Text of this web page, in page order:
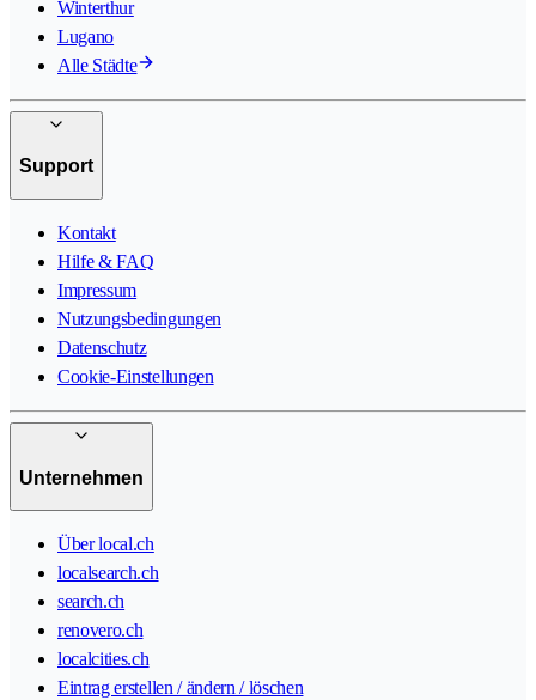
Winterthur
Lugano
Alle Städte
Support
Kontakt
Hilfe & FAQ
Impressum
Nutzungsbedingungen
Datenschutz
Cookie-Einstellungen
Unternehmen
Über local.ch
localsearch.ch
search.ch
renovero.ch
localcities.ch
Eintrag erstellen / ändern / löschen